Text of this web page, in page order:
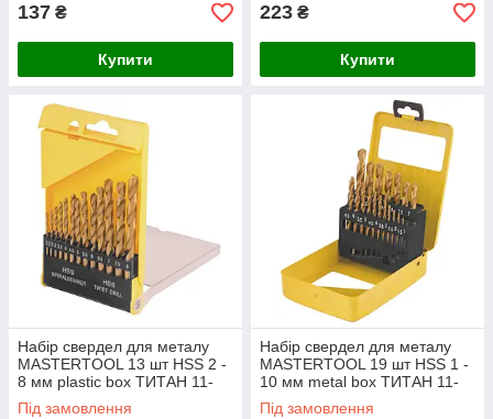
137 ₴
Купити
223 ₴
Купити
Набір свердел для металу
MASTERTOOL 13 шт HSS 2 -
8 мм plastic box ТИТАН 11-
0413
Під замовлення
Набір свердел для металу
MASTERTOOL 19 шт HSS 1 -
10 мм metal box ТИТАН 11-
0319
Під замовлення